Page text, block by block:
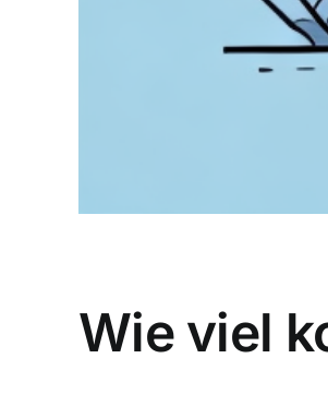
Wie viel